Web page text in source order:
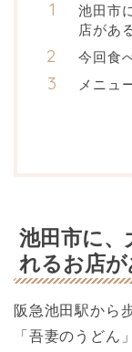
池田市
店があ
今回食
メニュ
池田市に
れるお店
阪急池田駅から
「吾妻のうどん